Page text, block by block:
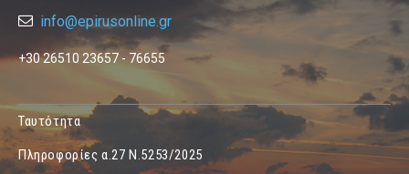
info@epirusonline.gr
+30 26510 23657 - 76655
Ταυτότητα
Πληροφορίες α.27 Ν.5253/2025